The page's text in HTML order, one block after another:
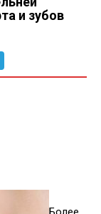
и зубов